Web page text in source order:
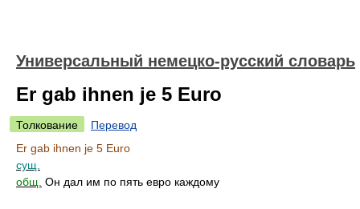
Универсальный немецко-русский словарь
Er gab ihnen je 5 Euro
Толкование
Перевод
Er gab ihnen je 5 Euro
сущ.
общ. Он дал им по пять евро каждому